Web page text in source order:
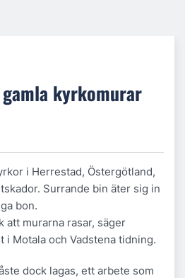
kyrkomurar
i Herrestad, Östergötland,
Surrande bin äter sig in
bon.
att murarna rasar, säger
i Motala och Vadstena tidning.
dock lagas, ett arbete som